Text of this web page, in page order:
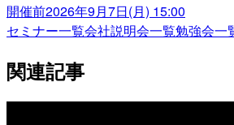
開催前2026年9月7日(月) 15:00
セミナー一覧会社説明会一覧勉強会一
関連記事